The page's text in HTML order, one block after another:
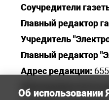
Соучредители
Главный редактор
Учредитель
Главный редактор
Адрес редакции:
Электронная почта
Об использовании